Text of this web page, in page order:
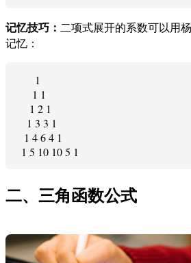
记忆技巧： 二项式展开的系数可以用
记忆：
       1
      1 1
     1 2 1
    1 3 3 1
   1 4 6 4 1
二、三角函数公式